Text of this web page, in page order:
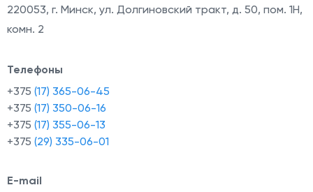
220053, г. Минск, ул. Долгиновский тракт, д. 50, пом. 1Н,
комн. 2
Телефоны
+375 (17) 365-06-45
+375 (17) 350-06-16
+375 (17) 355-06-13
+375 (29) 335-06-01
E-mail